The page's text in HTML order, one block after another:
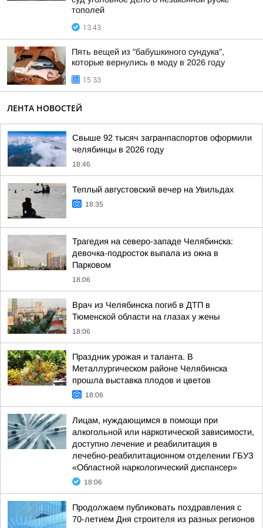
тополей
13:43
Пять вещей из "бабушкиного сундука",
которые вернулись в моду в 2026 году
15:33
ЛЕНТА НОВОСТЕЙ
Свыше 92 тысяч загранпаспортов оформили
челябинцы в 2026 году
18:46
Теплый августовский вечер на Увильдах
18:35
Трагедия на северо-западе Челябинска:
девочка-подросток выпала из окна в
Парковом
18:06
Врач из Челябинска погиб в ДТП в
Тюменской области на глазах у жены
18:06
Праздник урожая и таланта. В
Металлургическом районе Челябинска
прошла выставка плодов и цветов
18:06
Лицам, нуждающимся в помощи при
алкогольной или наркотической зависимости,
доступно лечение и реабилитация в
лечебно-реабилитационном отделении ГБУЗ
«Областной наркологический диспансер»
18:06
Продолжаем публиковать поздравления с
70-летием Дня строителя из разных регионов